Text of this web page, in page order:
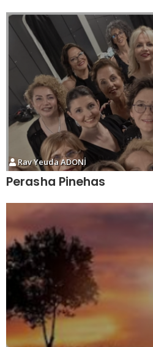
Rav Yeuda ADONİ
Perasha Pinehas